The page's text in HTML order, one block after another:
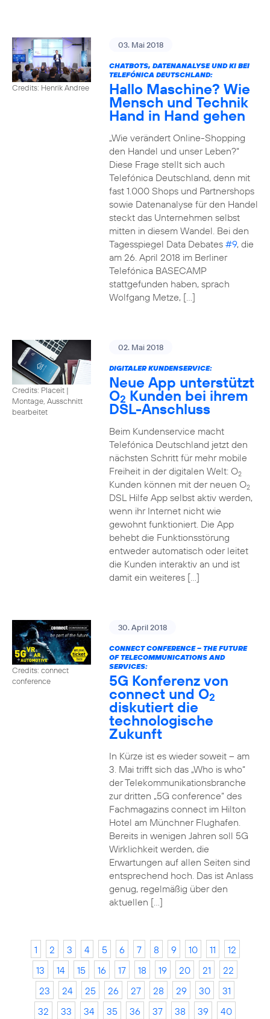
Credits: Henrik Andree
03. Mai 2018
CHATBOTS, DATENANALYSE UND KI BEI
TELEFÓNICA DEUTSCHLAND:
Hallo Maschine? Wie
Mensch und Technik
Hand in Hand gehen
„Wie verändert Online-Shopping
den Handel und unser Leben?“
Diese Frage stellt sich auch
Telefónica Deutschland, denn mit
fast 1.000 Shops und Partnershops
sowie Datenanalyse für den Handel
steckt das Unternehmen selbst
mitten in diesem Wandel. Bei den
Tagesspiegel Data Debates #9, die
am 26. April 2018 im Berliner
Telefónica BASECAMP
stattgefunden haben, sprach
Wolfgang Metze, […]
Credits: Placeit |
Montage, Ausschnitt
bearbeitet
02. Mai 2018
DIGITALER KUNDENSERVICE:
Neue App unterstützt
O2 Kunden bei ihrem
DSL-Anschluss
Beim Kundenservice macht
Telefónica Deutschland jetzt den
nächsten Schritt für mehr mobile
Freiheit in der digitalen Welt: O2
Kunden können mit der neuen O2
DSL Hilfe App selbst aktiv werden,
wenn ihr Internet nicht wie
gewohnt funktioniert. Die App
behebt die Funktionsstörung
entweder automatisch oder leitet
die Kunden interaktiv an und ist
damit ein weiteres […]
Credits: connect
conference
30. April 2018
CONNECT CONFERENCE – THE FUTURE
OF TELECOMMUNICATIONS AND
SERVICES:
5G Konferenz von
connect und O2
diskutiert die
technologische
Zukunft
In Kürze ist es wieder soweit – am
3. Mai trifft sich das „Who is who“
der Telekommunikationsbranche
zur dritten „5G conference“ des
Fachmagazins connect im Hilton
Hotel am Münchner Flughafen.
Bereits in wenigen Jahren soll 5G
Wirklichkeit werden, die
Erwartungen auf allen Seiten sind
entsprechend hoch. Das ist Anlass
genug, regelmäßig über den
aktuellen […]
1 2 3 4 5 6 7 8 9 10 11
12
13
14 15 16 17 18 19 20 21
22
23
24 25 26 27 28 29 30
31
32
33 34 35 36 37 38 39
40